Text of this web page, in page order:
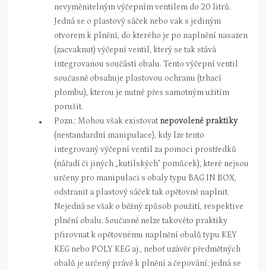
nevyměnitelným výčepním ventilem do 20 litrů.
Jedná se o plastový sáček nebo vak s jediným
otvorem k plnění, do kterého je po naplnění nasazen
(zacvaknut) výčepní ventil, který se tak stává
integrovanou součástí obalu. Tento výčepní ventil
současně obsahuje plastovou ochranu (trhací
plombu), kterou je nutné přes samotným užitím
porušit.
Pozn.: Mohou však existovat nepovolené praktiky
(nestandardní manipulace), kdy lze tento
integrovaný výčepní ventil za pomoci prostředků
(nářadí či jiných „kutilských“ pomůcek), které nejsou
určeny pro manipulaci s obaly typu BAG IN BOX,
odstranit a plastový sáček tak opětovně naplnit.
Nejedná se však o běžný způsob použití, respektive
plnění obalu. Současně nelze takovéto praktiky
přirovnat k opětovnému naplnění obalů typu KEY
KEG nebo POLY KEG aj., neboť uzávěr předmětných
obalů je určený právě k plnění a čepování; jedná se